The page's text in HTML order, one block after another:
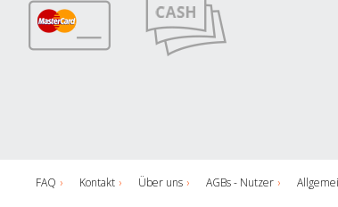
FAQ Kontakt Über uns AGBs - Nutzer